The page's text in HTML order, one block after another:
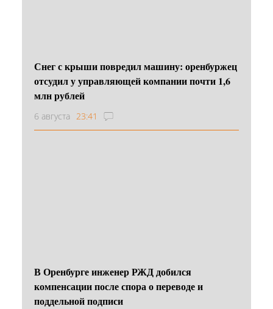
Снег с крыши повредил машину: оренбуржец
отсудил у управляющей компании почти 1,6
млн рублей
6 августа 23:41
В Оренбурге инженер РЖД добился
компенсации после спора о переводе и
поддельной подписи